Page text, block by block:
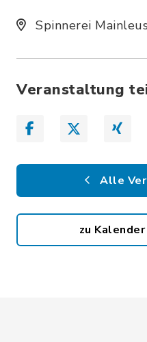
Spinnerei
Veranstaltung
Alle
zu